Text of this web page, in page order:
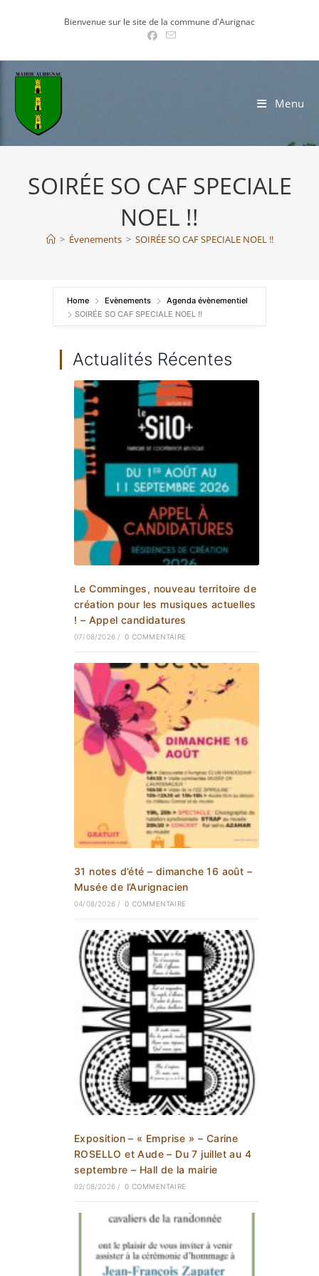
Bienvenue sur le site de la commune d'Aurignac
Menu
SOIRÉE SO CAF SPECIALE
NOEL !!
> Évenements > SOIRÉE SO CAF SPECIALE NOEL !!
Home Evènements
Agenda évènementiel
SOIRÉE SO CAF SPECIALE NOEL !!
Actualités Récentes
Le Comminges, nouveau territoire de
création pour les musiques actuelles
! – Appel candidatures
07/08/2026 / 0 COMMENTAIRE
31 notes d’été – dimanche 16 août –
Musée de l’Aurignacien
04/08/2026 / 0 COMMENTAIRE
Exposition – « Emprise » – Carine
ROSELLO et Aude – Du 7 juillet au 4
septembre – Hall de la mairie
02/08/2026 / 0 COMMENTAIRE